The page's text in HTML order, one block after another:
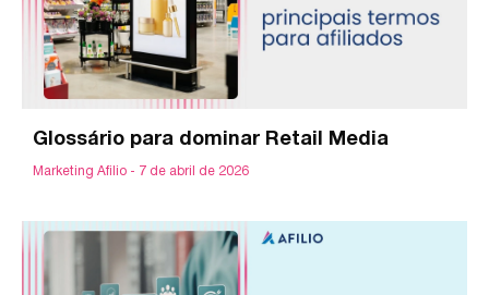
Glossário para dominar Retail Media
Marketing Afilio 7 de abril de 2026